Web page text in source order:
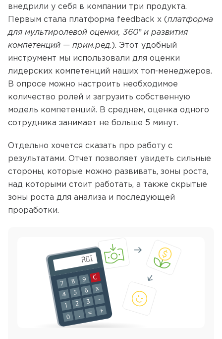
внедрили у себя в компании три продукта.
Первым стала платформа feedback х ( платформа
для мультиролевой оценки, 360° и развития
компетенций — прим.ред.). Этот удобный
инструмент мы использовали для оценки
лидерских компетенций наших топ-менеджеров.
В опросе можно настроить необходимое
количество ролей и загрузить собственную
модель компетенций. В среднем, оценка одного
сотрудника занимает не больше 5 минут.
Отдельно хочется сказать про работу с
результатами. Отчет позволяет увидеть сильные
стороны, которые можно развивать, зоны роста,
над которыми стоит работать, а также скрытые
зоны роста для анализа и последующей
проработки.